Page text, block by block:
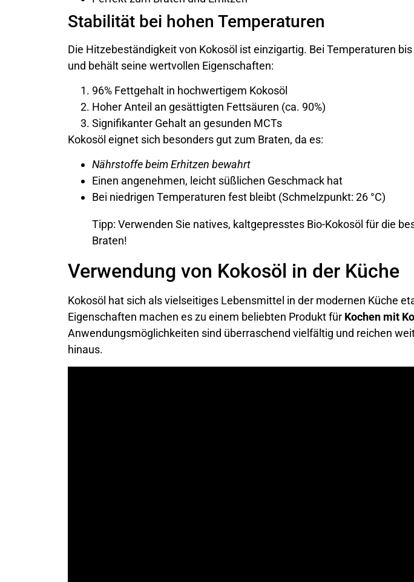
Stabilität bei hohen Temperaturen
Die Hitzebeständigkeit von Kokosöl ist einzigartig. Bei Temperaturen
und behält seine wertvollen Eigenschaften:
96% Fettgehalt in hochwertigem Kokosöl
Hoher Anteil an gesättigten Fettsäuren (ca. 90%)
Signifikanter Gehalt an gesunden MCTs
Kokosöl eignet sich besonders gut zum Braten, da es:
Nährstoffe beim Erhitzen bewahrt
Einen angenehmen, leicht süßlichen Geschmack hat
Bei niedrigen Temperaturen fest bleibt (Schmelzpunkt: 26 °C)
Tipp: Verwenden Sie natives, kaltgepresstes Bio-Kokosöl für die
Braten!
Verwendung von Kokosöl in der Küche
Kokosöl hat sich als vielseitiges Lebensmittel in der modernen Küche
Eigenschaften machen es zu einem beliebten Produkt für Kochen mit
Anwendungsmöglichkeiten sind überraschend vielfältig und reichen
hinaus.